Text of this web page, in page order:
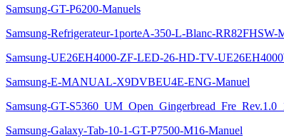
Samsung-GT-P6200-Manuels
Samsung-Refrigerateur-1porteA-350-L-Blanc-RR82FHSW-
Samsung-UE26EH4000-ZF-LED-26-HD-TV-
Samsung-E-MANUAL-X9DVBEU4E-ENG-Manuel
Samsung-GT-
Samsung-Galaxy-Tab-10-1-GT-P7500-M16-Manuel